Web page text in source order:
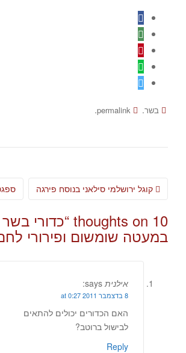
בשר.
permalink
.
10 thoughts on “ כדורי
במעטה שומשום ופירורי
אילנית says:
8 בדצמבר 2011 at 0:27
האם הכדורים יכולים להתאים
לבישול ברוטב?
Reply